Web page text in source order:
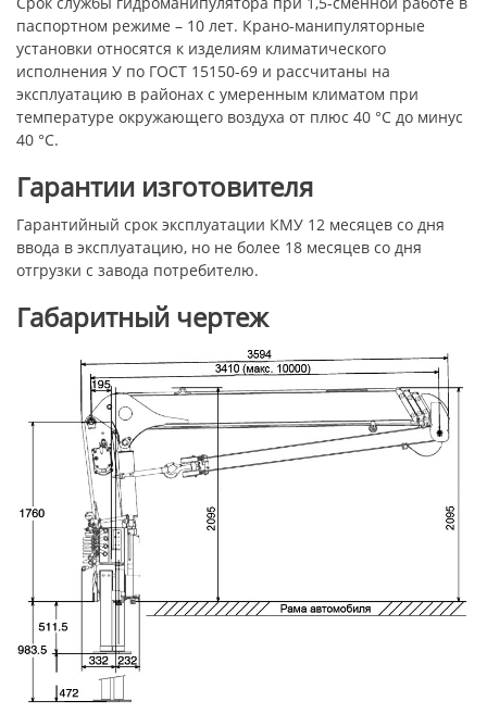
паспортном режиме – 10 лет. Крано-манипуляторные
установки относятся к изделиям климатического
исполнения У по ГОСТ 15150-69 и рассчитаны на
эксплуатацию в районах с умеренным климатом при
температуре окружающего воздуха от плюс 40 °С до минус
40 °С.
Гарантии изготовителя
Гарантийный срок эксплуатации КМУ 12 месяцев со дня
ввода в эксплуатацию, но не более 18 месяцев со дня
отгрузки с завода потребителю.
Габаритный чертеж